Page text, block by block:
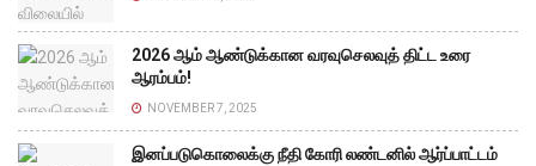
2026 ஆம் ஆண்டுக்கான வரவுசெலவுத் திட்ட உரை
ஆரம்பம்!
NOVEMBER 7, 2025
இனப்படுகொலைக்கு நீதி கோரி லண்டனில் ஆர்ப்பாட்டம்